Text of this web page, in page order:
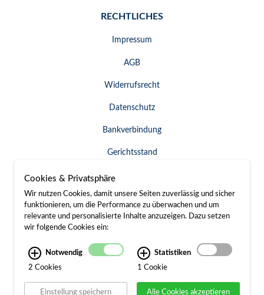
RECHTLICHES
Impressum
AGB
Widerrufsrecht
Datenschutz
Bankverbindung
Gerichtsstand
Widerruf erklären
SERVICE & KONTAKT
Besuch / Anfahrt
Kontakt
Cookies & Privatsphäre
Wir nutzen Cookies, damit unsere Seiten zuverlässig und sicher
funktionieren, um die Performance zu überwachen und um
relevante und personalisierte Inhalte anzuzeigen. Dazu setzen
wir folgende Cookies ein:
Notwendig
2 Cookies
Statistiken
1 Cookie
Einstellung speichern Alle Cookies akzeptieren